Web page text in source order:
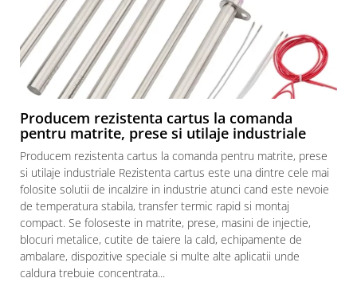
Producem rezistenta cartus la comanda
pentru matrite, prese si utilaje industriale
Producem rezistenta cartus la comanda pentru matrite, prese
si utilaje industriale Rezistenta cartus este una dintre cele mai
folosite solutii de incalzire in industrie atunci cand este nevoie
de temperatura stabila, transfer termic rapid si montaj
compact. Se foloseste in matrite, prese, masini de injectie,
blocuri metalice, cutite de taiere la cald, echipamente de
ambalare, dispozitive speciale si multe alte aplicatii unde
caldura trebuie concentrata...